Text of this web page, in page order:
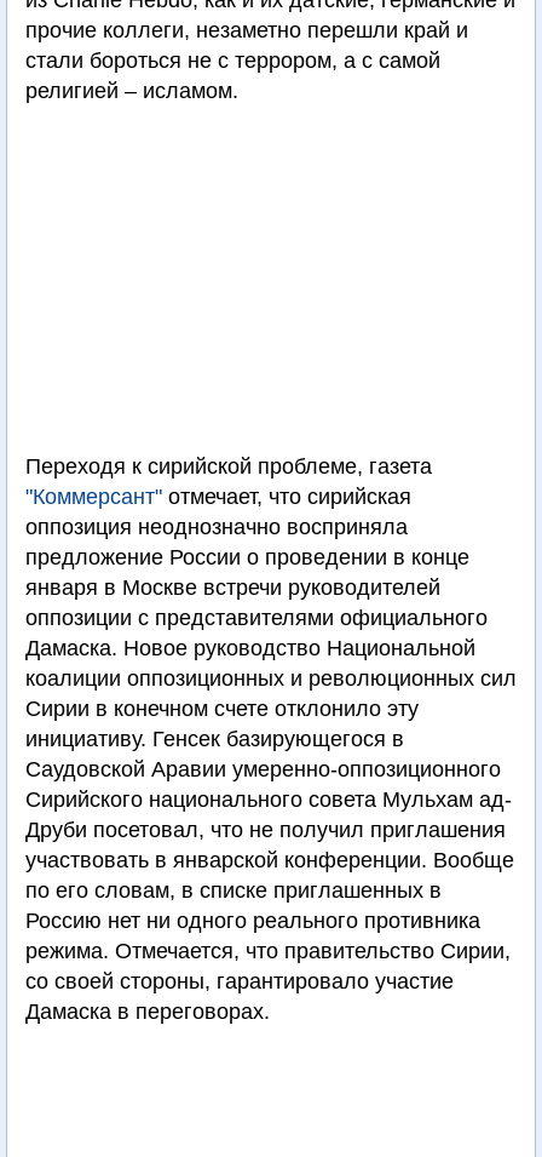
прочие коллеги, незаметно перешли край и
стали бороться не с террором, а с самой
религией – исламом.
Переходя к сирийской проблеме, газета
"Коммерсант" отмечает, что сирийская
оппозиция неоднозначно восприняла
предложение России о проведении в конце
января в Москве встречи руководителей
оппозиции с представителями официального
Дамаска. Новое руководство Национальной
коалиции оппозиционных и революционных сил
Сирии в конечном счете отклонило эту
инициативу. Генсек базирующегося в
Саудовской Аравии умеренно-оппозиционного
Сирийского национального совета Мульхам ад-
Друби посетовал, что не получил приглашения
участвовать в январской конференции. Вообще
по его словам, в списке приглашенных в
Россию нет ни одного реального противника
режима. Отмечается, что правительство Сирии,
со своей стороны, гарантировало участие
Дамаска в переговорах.